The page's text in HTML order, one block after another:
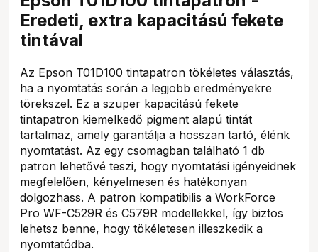
Eredeti, extra kapacitású fekete
tintával
Az Epson T01D100 tintapatron tökéletes választás,
ha a nyomtatás során a legjobb eredményekre
törekszel. Ez a szuper kapacitású fekete
tintapatron kiemelkedő pigment alapú tintát
tartalmaz, amely garantálja a hosszan tartó, élénk
nyomtatást. Az egy csomagban található 1 db
patron lehetővé teszi, hogy nyomtatási igényeidnek
megfelelően, kényelmesen és hatékonyan
dolgozhass. A patron kompatibilis a WorkForce
Pro WF-C529R és C579R modellekkel, így biztos
lehetsz benne, hogy tökéletesen illeszkedik a
nyomtatódba.